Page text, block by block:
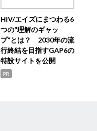
HIV/エイズにまつわる6
つの“理解のギャッ
プ”とは？ 2030年の流
行終結を目指すGAP6の
特設サイトを公開
PR